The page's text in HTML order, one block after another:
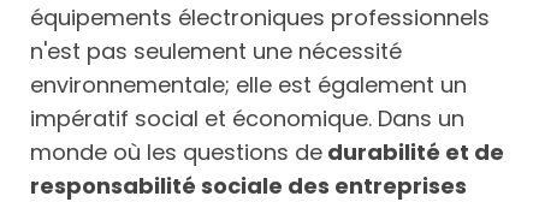
équipements électroniques professionnels
n'est pas seulement une nécessité
environnementale; elle est également un
impératif social et économique. Dans un
monde où les questions de durabilité et de
responsabilité sociale des entreprises